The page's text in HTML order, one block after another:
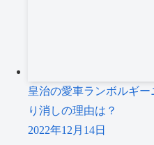
皇治の愛車ランボルギ
り消しの理由は？
2022年12月14日